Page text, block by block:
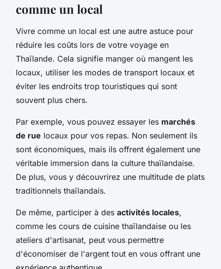
comme un local
Vivre comme un local est une autre astuce pour
réduire les coûts lors de votre voyage en
Thaïlande. Cela signifie manger où mangent les
locaux, utiliser les modes de transport locaux et
éviter les endroits trop touristiques qui sont
souvent plus chers.
Par exemple, vous pouvez essayer les marchés
de rue locaux pour vos repas. Non seulement ils
sont économiques, mais ils offrent également une
véritable immersion dans la culture thaïlandaise.
De plus, vous y découvrirez une multitude de plats
traditionnels thaïlandais.
De même, participer à des activités locales,
comme les cours de cuisine thaïlandaise ou les
ateliers d'artisanat, peut vous permettre
d'économiser de l'argent tout en vous offrant une